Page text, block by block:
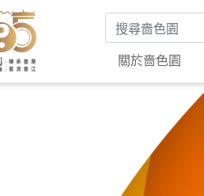
搜尋關鍵字
關於嗇色園